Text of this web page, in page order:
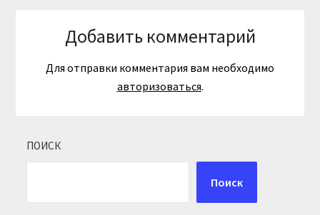
Добавить комментарий
Для отправки комментария вам необходимо
авторизоваться.
ПОИСК
Поиск